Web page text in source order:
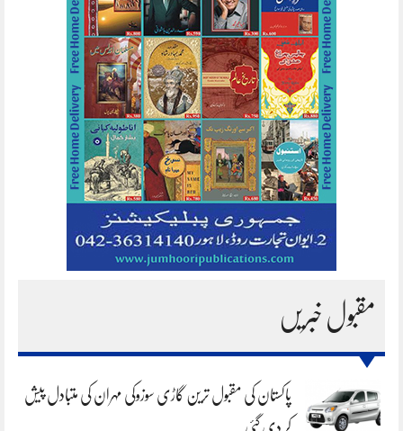
مقبول خبریں
پاکستان کی مقبول ترین گاڑی سوزوکی مہران کی متبادل پیش
کر دی گئی